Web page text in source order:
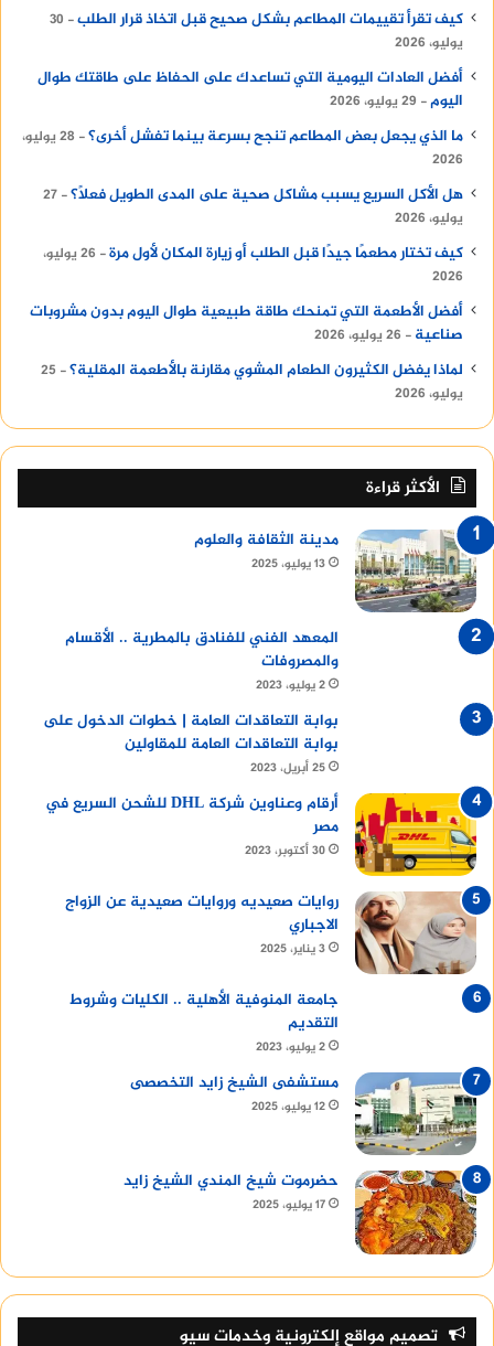
كيف تقرأ تقييمات المطاعم بشكل صحيح قبل اتخاذ قرار الطلب
30
يوليو، 2026
أفضل العادات اليومية التي تساعدك على الحفاظ على طاقتك طوال
اليوم
29 يوليو، 2026
ما الذي يجعل بعض المطاعم تنجح بسرعة بينما تفشل أخرى؟
28 يوليو،
2026
هل الأكل السريع يسبب مشاكل صحية على المدى الطويل فعلًا؟ 27
يوليو، 2026
كيف تختار مطعمًا جيدًا قبل الطلب أو زيارة المكان لأول مرة
26 يوليو،
2026
أفضل الأطعمة التي تمنحك طاقة طبيعية طوال اليوم بدون مشروبات
صناعية
26 يوليو، 2026
لماذا يفضل الكثيرون الطعام المشوي مقارنة بالأطعمة المقلية؟
25
يوليو، 2026
الأكثر قراءة
مدينة الثقافة والعلوم
13 يوليو، 2025
المعهد الفني للفنادق بالمطرية .. الأقسام
والمصروفات
2 يوليو، 2023
بوابة التعاقدات العامة | خطوات الدخول على
بوابة التعاقدات العامة للمقاولين
25 أبريل، 2023
أرقام وعناوين شركة DHL للشحن السريع في
مصر
30 أكتوبر، 2023
روايات صعيديه وروايات صعيدية عن الزواج
الاجباري
3 يناير، 2025
جامعة المنوفية الأهلية .. الكليات وشروط
التقديم
2 يوليو، 2023
مستشفى الشيخ زايد التخصصى
12 يوليو، 2025
حضرموت شيخ المندي الشيخ زايد
17 يوليو، 2025
تصميم مواقع إلكترونية وخدمات سيو